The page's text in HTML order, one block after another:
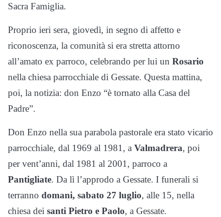
Sacra Famiglia.
Proprio ieri sera, giovedì, in segno di affetto e
riconoscenza, la comunità si era stretta attorno
all’amato ex parroco, celebrando per lui un Rosario
nella chiesa parrocchiale di Gessate. Questa mattina,
poi, la notizia: don Enzo “è tornato alla Casa del
Padre”.
Don Enzo nella sua parabola pastorale era stato vicario
parrocchiale, dal 1969 al 1981, a Valmadrera, poi
per vent’anni, dal 1981 al 2001, parroco a
Pantigliate. Da lì l’approdo a Gessate. I funerali si
terranno domani, sabato 27 luglio, alle 15, nella
chiesa dei santi Pietro e Paolo, a Gessate.